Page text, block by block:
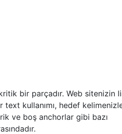
bir parçadır. Web sitenizin
text kullanımı, hedef
ve boş anchorlar gibi bazı